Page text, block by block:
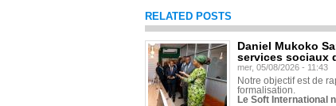
RELATED POSTS
Daniel Mukoko
services sociaux
mer, 05/08/2026 - 11:43
Notre objectif est de
formalisation.
Le Soft International